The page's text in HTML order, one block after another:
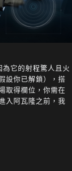
它的射程驚人且火
設你已解鎖），搭
取得欄位，你需在
入阿瓦隆之前，我